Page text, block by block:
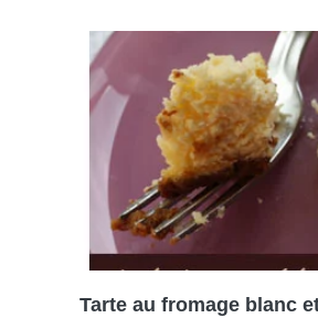
Tarte au fromage blanc